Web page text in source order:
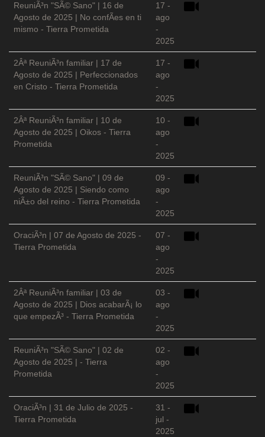
ReuniÃ³n "SÃ© Sano" | 16 de
Agosto de 2025 | No confÃ­es en ti
mismo - Tierra Prometida
17 -
ago
-
2025
2Âª ReuniÃ³n familiar | 17 de
Agosto de 2025 | Perfeccionados
en Cristo - Tierra Prometida
17 -
ago
-
2025
2Âª ReuniÃ³n familiar | 10 de
Agosto de 2025 | Oikos - Tierra
Prometida
10 -
ago
-
2025
ReuniÃ³n "SÃ© Sano" | 09 de
Agosto de 2025 | Siendo como
niÃ±o del reino - Tierra Prometida
09 -
ago
-
2025
OraciÃ³n | 07 de Agosto de 2025 -
Tierra Prometida
07 -
ago
-
2025
2Âª ReuniÃ³n familiar | 03 de
Agosto de 2025 | Dios acabarÃ¡ lo
que empezÃ³ - Tierra Prometida
03 -
ago
-
2025
ReuniÃ³n "SÃ© Sano" | 02 de
Agosto de 2025 | - Tierra
Prometida
02 -
ago
-
2025
OraciÃ³n | 31 de Julio de 2025 -
Tierra Prometida
31 -
jul -
2025